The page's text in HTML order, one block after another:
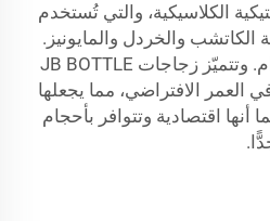
الكلاسيكية، والتي تُستخدم
الكاتشب والخردل والمايونيز.
وهي خفيفة وسهلة الاستخدام. وتتميّز زجاجات JB BOTTLE
في العمر الافتراضي، مما يجعلها
أنها اقتصادية وتتوافر بأحجام